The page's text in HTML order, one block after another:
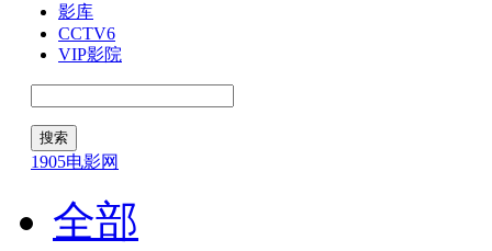
影库
CCTV6
VIP影院
1905电影网
全部